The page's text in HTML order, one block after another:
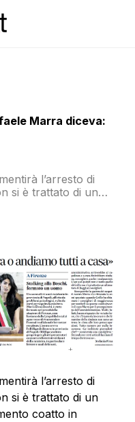
Marra diceva:
l’arresto di
si è trattato di un
sarà interessante
sindaca Virginia
l’arresto di
si è trattato di un
coatto in